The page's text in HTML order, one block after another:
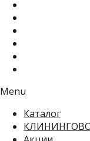
Menu
Каталог